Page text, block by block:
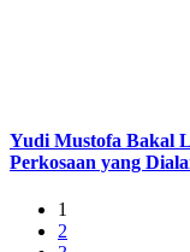
Yudi Mustofa Bakal
Perkosaan yang
1
2